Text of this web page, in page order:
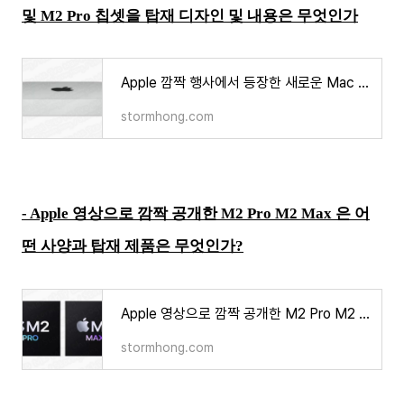
및 M2 Pro 칩셋을 탑재 디자인 및 내용은 무엇인가
Apple 깜짝 행사에서 등장한 새로운 Mac Mini 는 M2 및 M2 Pro 칩셋을 탑재 디자인 및 내용은 무엇인가
stormhong.com
- Apple 영상으로 깜짝 공개한 M2 Pro M2 Max 은 어
떤 사양과 탑재 제품은 무엇인가?
Apple 영상으로 깜짝 공개한 M2 Pro M2 Max 은 어떤 사양과 탑재 제품은 무엇인가
stormhong.com